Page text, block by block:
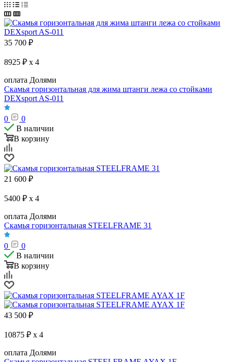
35 700 ₽
8925 ₽ x 4
оплата Долями
Скамья горизонтальная для жима штанги лежа со стойками
DEXsport AS-011
0
0
В наличии
В корзину
21 600 ₽
5400 ₽ x 4
оплата Долями
Скамья горизонтальная STEELFRAME 31
0
0
В наличии
В корзину
43 500 ₽
10875 ₽ x 4
оплата Долями